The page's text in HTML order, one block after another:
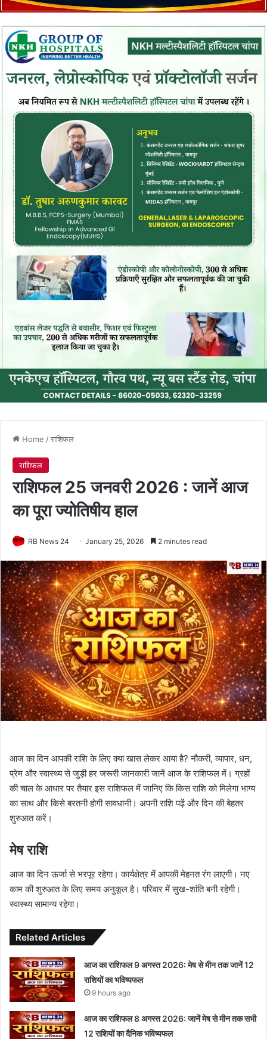
Home /राशिफल
राशिफल
राशिफल 25 जनवरी 2026 : जानें आज
का पूरा ज्योतिषीय हाल
RB News 24 January 25, 2026 2 minutes read
आज का दिन आपकी राशि के लिए क्या खास लेकर आया है? नौकरी, व्यापार, धन,
प्रेम और स्वास्थ्य से जुड़ी हर जरूरी जानकारी जानें आज के राशिफल में। ग्रहों
की चाल के आधार पर तैयार इस राशिफल में जानिए कि किस राशि को मिलेगा भाग्य
का साथ और किसे बरतनी होगी सावधानी। अपनी राशि पढ़ें और दिन की बेहतर
शुरुआत करें।
मेष राशि
आज का दिन ऊर्जा से भरपूर रहेगा। कार्यक्षेत्र में आपकी मेहनत रंग लाएगी। नए
काम की शुरुआत के लिए समय अनुकूल है। परिवार में सुख-शांति बनी रहेगी।
स्वास्थ्य सामान्य रहेगा।
Related Articles
आज का राशिफल 9 अगस्त 2026: मेष से मीन तक जानें 12
राशियों का भविष्यफल
9 hours ago
आज का राशिफल 8 अगस्त 2026: जानें मेष से मीन तक सभी
12 राशियों का दैनिक भविष्यफल